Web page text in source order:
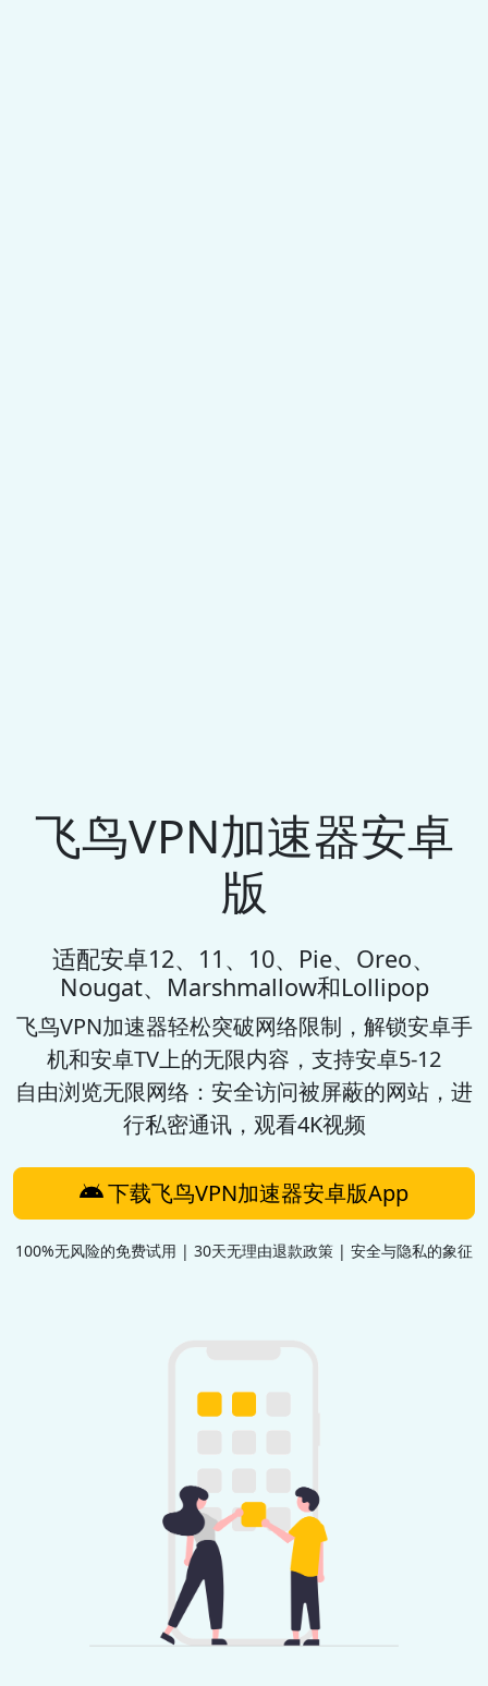
飞鸟VPN加速器安卓
版
适配安卓12、11、10、Pie、Oreo、
Nougat、Marshmallow和Lollipop
飞鸟VPN加速器轻松突破网络限制，解锁安卓手
机和安卓TV上的无限内容，支持安卓5-12
自由浏览无限网络：安全访问被屏蔽的网站，进
行私密通讯，观看4K视频
下载飞鸟VPN加速器安卓版App
100%无风险的免费试用 | 30天无理由退款政策 | 安全与隐私的象征